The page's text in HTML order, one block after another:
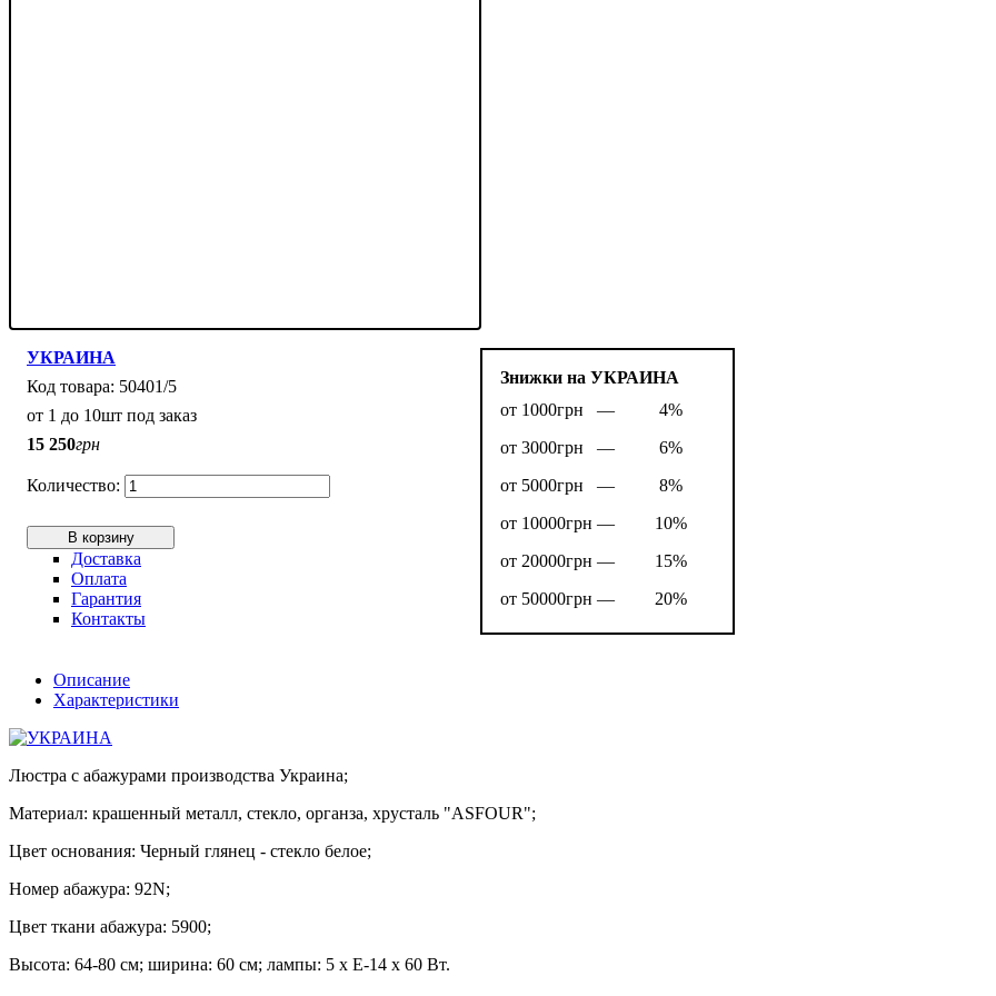
Знижки на УКРАИНА
от 1000грн —
4%
от 3000грн —
6%
от 5000грн —
8%
от 10000грн —
10%
от 20000грн —
15%
от 50000грн —
20%
УКРАИНА
50401/5
от 1 до 10шт под заказ
15 250грн
В корзину
Доставка
Оплата
Гарантия
Контакты
Описание
Характеристики
Люстра с абажурами производства Украина;
Материал: крашенный металл, стекло, органза, хрусталь "ASFOUR";
Цвет основания: Черный глянец - стекло белое;
Номер абажура: 92N;
Цвет ткани абажура: 5900;
Высота: 64-80 см; ширина: 60 см; лампы: 5 х Е-14 х 60 Вт.